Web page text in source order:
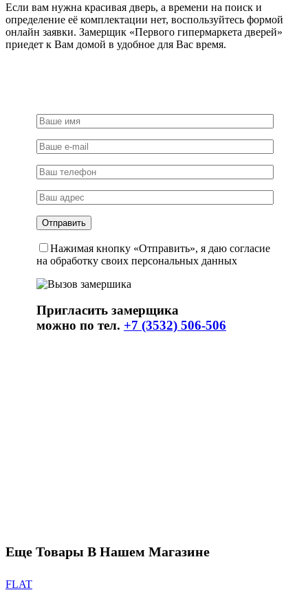
Если вам нужна красивая дверь, а времени на поиск и
определение её комплектации нет, воспользуйтесь формой
онлайн заявки. Замерщик «Первого гипермаркета дверей»
приедет к Вам домой в удобное для Вас время.
Нажимая кнопку «Отправить», я даю согласие
на обработку своих персональных данных
Пригласить замерщика
можно по тел. +7 (3532) 506-506
Еще Товары В Нашем Магазине
FLAT